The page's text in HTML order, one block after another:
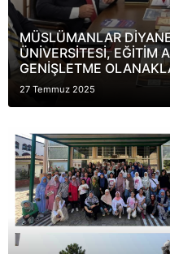
MÜSLÜMANLAR
ÜNİVERSİTESİ, EĞİTİM
GENİŞLETME
27 Temmuz 2025